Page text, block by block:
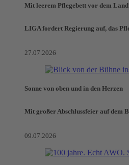
Mit leerem Pflegebett vor dem
LIGA fordert Regierung auf, das
27.07.2026
Sonne von oben und in den Herzen
Mit großer Abschlussfeier auf dem
09.07.2026